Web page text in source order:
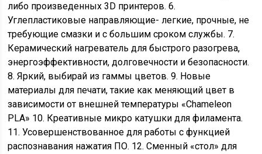
либо произведенных 3D принтеров. 6.
Углепластиковые направляющие- легкие, прочные, не
требующие смазки и с большим сроком службы. 7.
Керамический нагреватель для быстрого разогрева,
энергоэффективности, долговечности и безопасности.
8. Яркий, выбирай из гаммы цветов. 9. Новые
материалы для печати, такие как меняющий цвет в
зависимости от внешней температуры «Chameleon
PLA» 10. Креативные микро катушки для филамента.
11. Усовершенствованное для работы с функцией
распознавания нажатия ПО. 12. Сменный «стол» для